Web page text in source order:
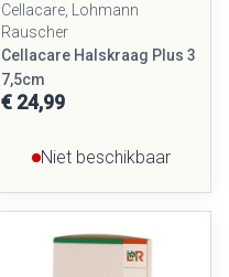
Cellacare, Lohmann
Rauscher
Cellacare Halskraag Plus 3
7,5cm
€ 24,99
Niet beschikbaar